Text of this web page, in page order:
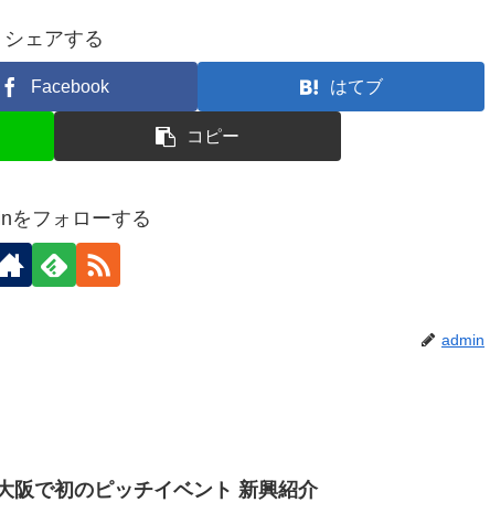
シェアする
Facebook はてブ
コピー
をフォローする
admin
阪で初のピッチイベント 新興紹介